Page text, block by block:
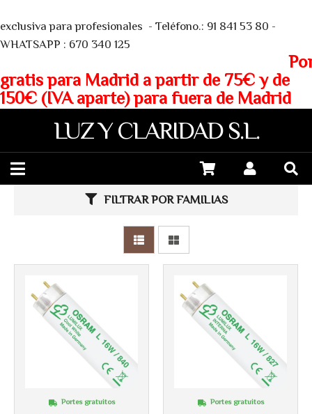
exclusiva para profesionales - Teléfono.: 91 841 53 80 -
WHATSAPP : 670 340 125
gratis para Madrid a partir de 75€ y de
150€ (IVA aparte) para fuera de Madrid
LUZ Y CLARIDAD S.L.
FILTRAR POR FAMILIAS
Portes gratuitos Portes gratuitos